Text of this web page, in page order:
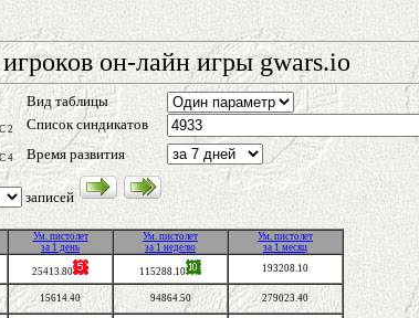
он-лайн игры gwars.io
Вид таблицы
2
Список синдикатов
4 Время развития
записей
Ум. пистолет
за 1 день
Ум. пистолет
за 1 неделю
Ум. пистолет
за 1 месяц
25413.80 115288.10 193208.10
15614.40 94864.50 279023.40